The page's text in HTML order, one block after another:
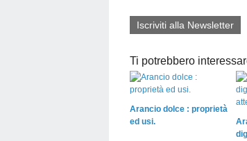
Iscriviti alla Newsletter
Ti potrebbero
Arancio dolce : proprietà
ed usi.